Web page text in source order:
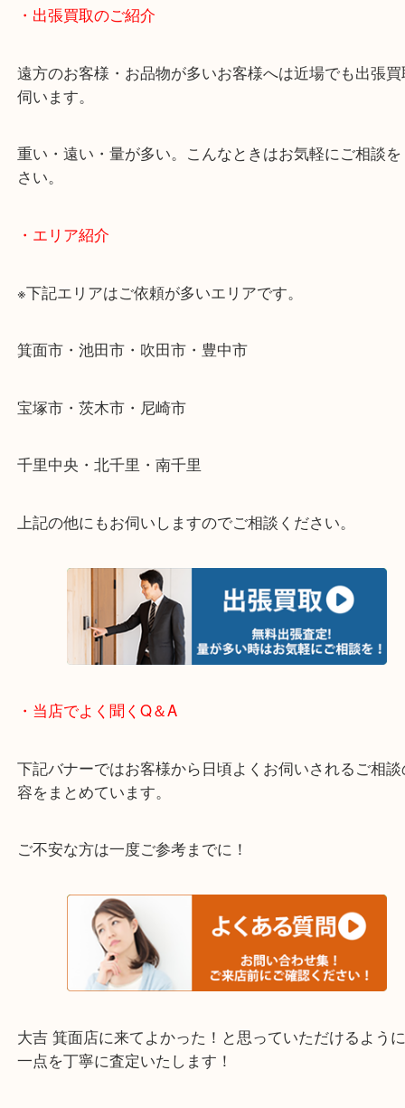
物を整理するケースは年々増加傾向です。
当店ではそういったお困りの方からのご依頼も大歓
使わないものを売りたいけど値段がつくかわから
ださい。
・出張買取のご紹介
遠方のお客様・お品物が多いお客様へは近場でも出
さい。
・エリア紹介
※下記エリアはご依頼が多いエリアです。
箕面市・池田市・吹田市・豊中市
宝塚市・茨木市・尼崎市
千里中央・北千里・南千里
上記の他にもお伺いしますのでご相談ください。
・当店でよく聞くQ＆A